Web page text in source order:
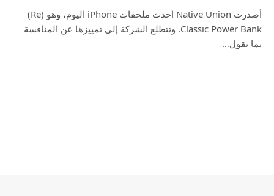
أصدرت Native Union أحدث ملحقات iPhone اليوم، وهو (Re)
Classic Power Bank. وتتطلع الشركة إلى تمييزها عن المنافسة
بما تقول…